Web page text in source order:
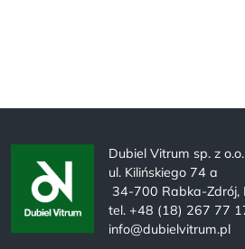
Dubiel Vitrum sp. z o.o.
ul. Kilińskiego 74 a
34-700 Rabka-Zdrój,
tel. +48 (18) 267 77
info@dubielvitrum.pl